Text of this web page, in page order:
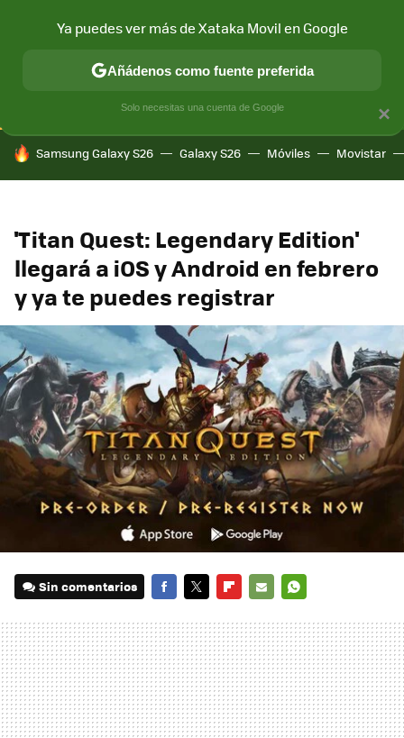
CONECTIVIDAD MÓVIL Y SOCIEDAD APLICACIONES
HOY SE HABLA DE
Samsung Galaxy S26 Galaxy S26 Móviles Movistar
'Titan Quest: Legendary Edition'
llegará a iOS y Android en febrero
y ya te puedes registrar
Sin comentarios
MAIL
×
Ya puedes ver más de Xataka Movil en Google
Añádenos como fuente preferida
Solo necesitas una cuenta de Google